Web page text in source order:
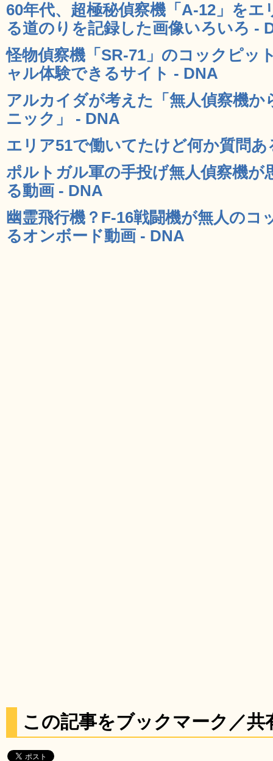
60年代、超極秘偵察機「A-12」を
る道のりを記録した画像いろいろ -
怪物偵察機「SR-71」のコックピッ
ャル体験できるサイト - DNA
アルカイダが考えた「無人偵察機
ニック」 - DNA
エリア51で働いてたけど何か質問あ
ポルトガル軍の手投げ無人偵察機が
る動画 - DNA
幽霊飛行機？F-16戦闘機が無人のコ
るオンボード動画 - DNA
この記事をブックマーク／共